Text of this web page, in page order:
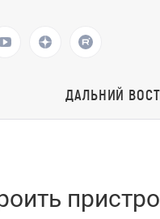
ДАЛЬНИЙ